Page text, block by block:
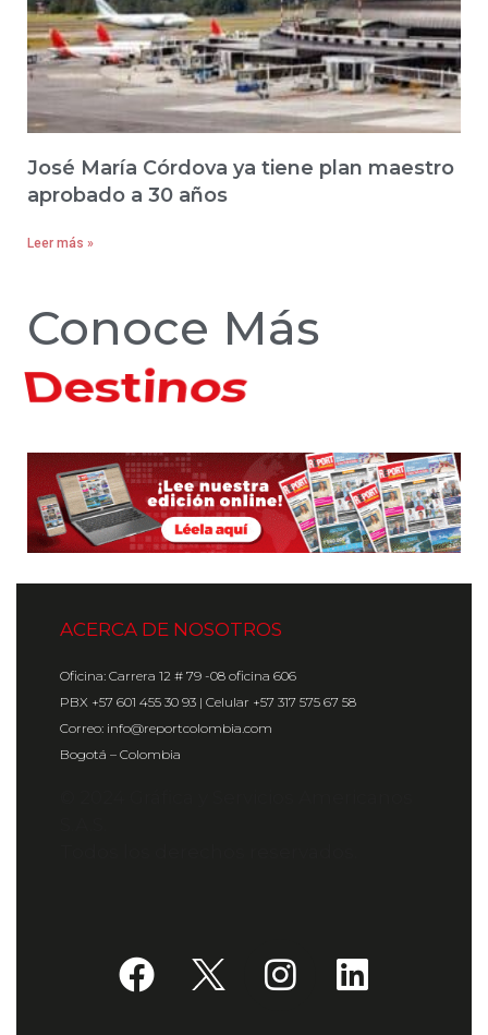
José María Córdova ya tiene plan maestro
aprobado a 30 años
Leer más »
Conoce Más
Hoteles
ACERCA DE NOSOTROS
Oficina: Carrera 12 # 79 -08 oficina 606
PBX +57 601 455 30 93 | Celular +57 317 575 67 58
Correo: info@reportcolombia.com
Bogotá – Colombia